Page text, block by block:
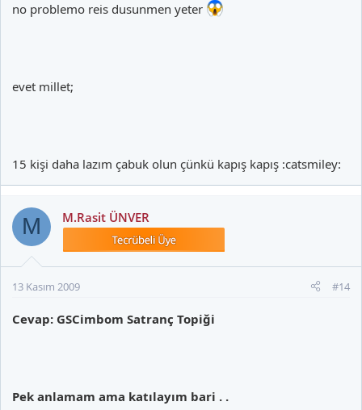
no problemo reis dusunmen yeter
evet millet;
15 kişi daha lazım çabuk olun çünkü kapış kapış :catsmiley:
M M.Rasit ÜNVER
13 Kasım 2009 #14
Cevap: GSCimbom Satranç Topiği
Pek anlamam ama katılayım bari . .